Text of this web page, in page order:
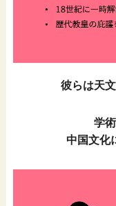
彼らは天
学
中国文化